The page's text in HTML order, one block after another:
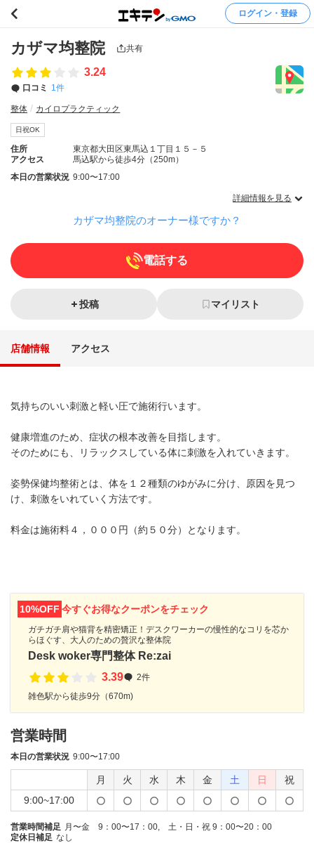
ログイン・登録
カザマ均整院 共有
3.24
口コミ 1件
整体 カイロプラクティック
日祝OK
住所
東京都大田区東馬込１丁目１５－５
アクセス
馬込駅から徒歩4分（250m）
本日の営業状況 9:00〜17:00
詳細情報を見る
カザマ均整院のオーナー様ですか？
電話する
投稿 マイリスト
店舗情報 アクセス
気持ちのいい刺激と軽い圧で施術行います。
健康増進のため、症状の根本改善を目指します。
そのためにも、リラックスしている体に刺激を入れていきます。
姿勢保健均整術とは、体を１２種類のゆがみに分け、原因を見つ
け、刺激をいれていく方法です。
料金は施術料４，０００円（約５０分）となります。
10%OFF 今すぐお得なクーポンをチェック
ガチガチ肩や猫背を精密矯正！デスクワーカーの慢性的なコリを芯か
らほぐす、大人のための贅沢な整体院
Desk woker専門整体 Re:zai
3.39
2件
雑色駅から徒歩9分（670m)
営業時間
本日の営業状況 9:00〜17:00
月 火 水 木 金 土 日
祝
9:00~17:00
営業時間補足 月〜金 9：00〜17：00, 土・日・祝 9：00〜20：00
定休日補足 なし